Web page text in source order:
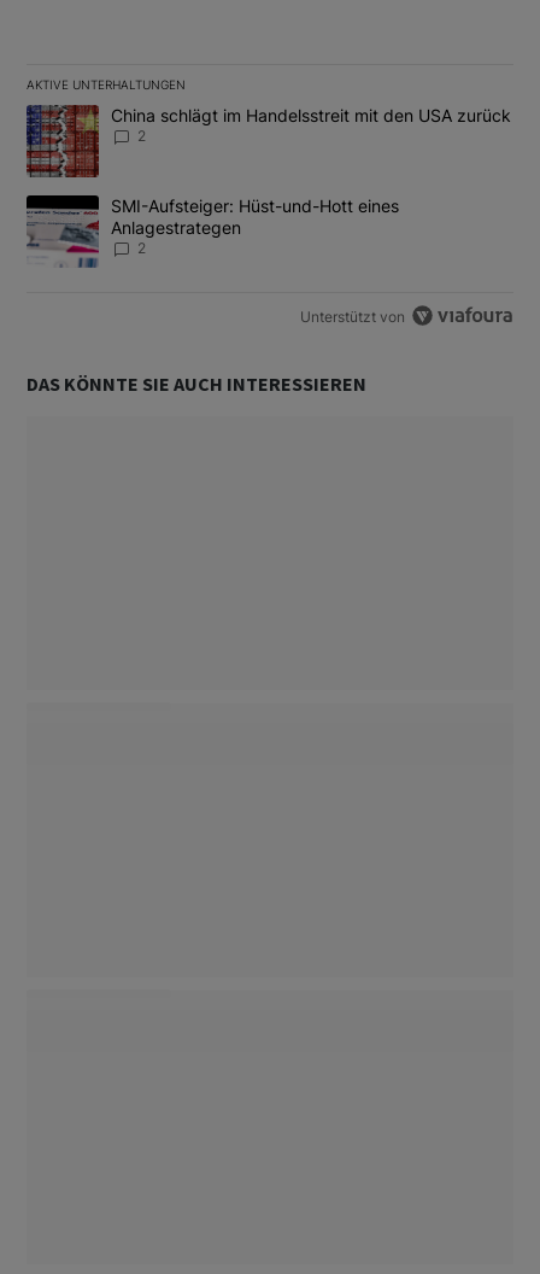
AKTIVE UNTERHALTUNGEN
Das Folgende ist eine Liste der am meisten kommentierten
Ein Trendartikel mit dem Titel "China schlägt im Handelsstreit
China schlägt im Handelsstreit mit den USA zurück
2
Ein Trendartikel mit dem Titel "SMI-Aufsteiger: Hüst-und-Hott
SMI-Aufsteiger: Hüst-und-Hott eines
Anlagestrategen
2
Unterstützt von
DAS KÖNNTE SIE AUCH INTERESSIEREN